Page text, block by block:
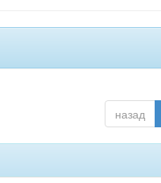
назад